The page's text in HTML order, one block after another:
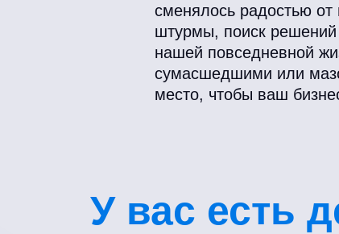
сменялось радостью от
штурмы, поиск
нашей повседневной
сумасшедшими или
место, чтобы ваш
У вас есть